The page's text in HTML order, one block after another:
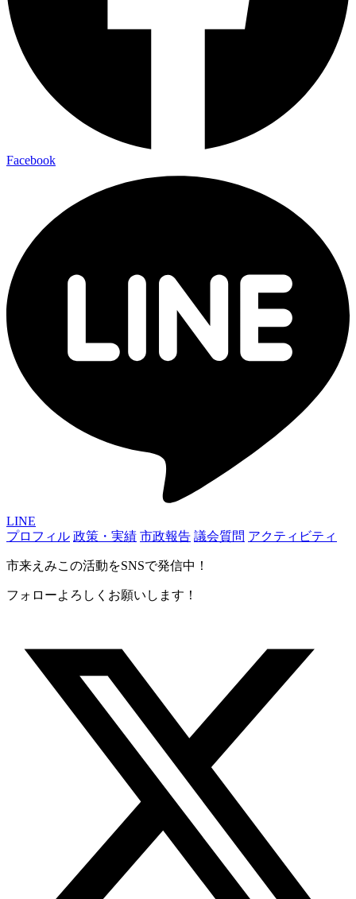
Facebook
LINE
プロフィル 政策・実績 市政報告 議会質問 アクティビティ
市来えみこの活動をSNSで発信中！
フォローよろしくお願いします！